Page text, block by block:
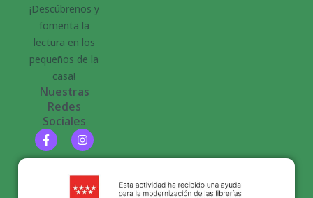
¡Descúbrenos y
fomenta la
lectura en los
pequeños de la
casa!
Nuestras
Redes
Sociales